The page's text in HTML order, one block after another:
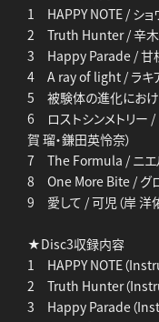
1 HAPPY NOTE / ショ
2 Truth Hunter / 辛木
3 Happy Parade / 甘根
4 A ray of light / ラキア
5 被験体の進化におけ
6 ロストシンメトリー /
賀 瑠・鎌田英怜奈）
7 The Formula / ニエル
8 One More Bite / グロ
9 愛して / 可児（岸 洋
★Disc3収録内容
1 HAPPY NOTE（
2 Truth Hunter（
3 Happy Parade（